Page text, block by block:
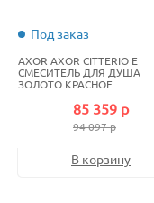
Под заказ
AXOR AXOR CITTERIO E
СМЕСИТЕЛЬ ДЛЯ ДУША
ЗОЛОТО КРАСНОЕ
85 359 р
94 097 р
В корзину